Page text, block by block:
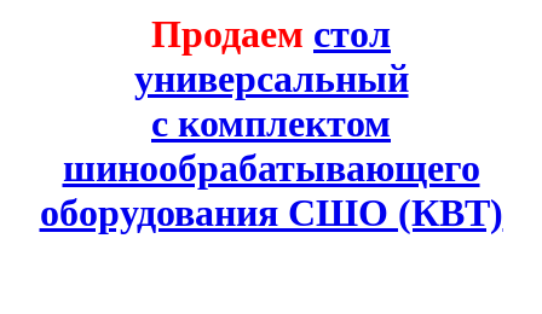
Продаем стол
универсальный
с комплектом
шинообрабатывающего
оборудования СШО (КВТ)